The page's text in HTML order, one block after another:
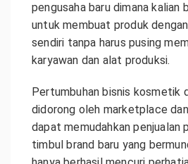
pengusaha baru dimana kalian
untuk membuat produk
sendiri tanpa harus pusing
karyawan dan alat produksi.
Pertumbuhan bisnis kosmetik
didorong oleh marketplace
dapat memudahkan penjualan
timbul brand baru yang